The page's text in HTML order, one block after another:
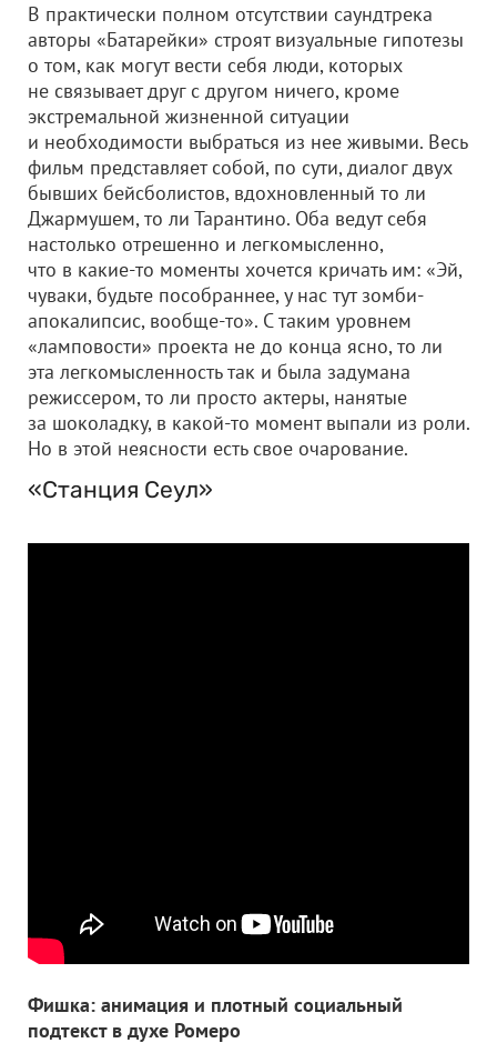
В практически полном отсутствии саундтрека
авторы «Батарейки» строят визуальные гипотезы
о том, как могут вести себя люди, которых
не связывает друг с другом ничего, кроме
экстремальной жизненной ситуации
и необходимости выбраться из нее живыми. Весь
фильм представляет собой, по сути, диалог двух
бывших бейсболистов, вдохновленный то ли
Джармушем, то ли Тарантино. Оба ведут себя
настолько отрешенно и легкомысленно,
что в какие-то моменты хочется кричать им: «Эй,
чуваки, будьте пособраннее, у нас тут зомби-
апокалипсис, вообще-то». С таким уровнем
«ламповости» проекта не до конца ясно, то ли
эта легкомысленность так и была задумана
режиссером, то ли просто актеры, нанятые
за шоколадку, в какой-то момент выпали из роли.
Но в этой неясности есть свое очарование.
«Станция Сеул»
Фишка: анимация и плотный социальный
подтекст в духе Ромеро